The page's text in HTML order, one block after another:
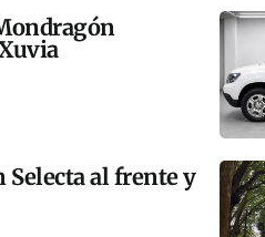
Selecta al frente y